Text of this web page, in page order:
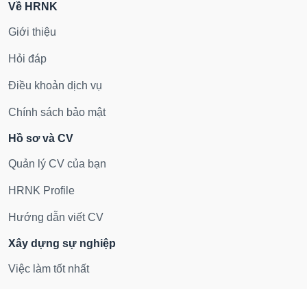
Về HRNK
Giới thiệu
Hỏi đáp
Điều khoản dịch vụ
Chính sách bảo mật
Hồ sơ và CV
Quản lý CV của bạn
HRNK Profile
Hướng dẫn viết CV
Xây dựng sự nghiệp
Việc làm tốt nhất